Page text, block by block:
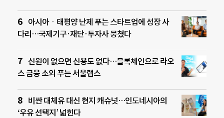
아시아ㆍ태평양 난제 푸는 스타트업에 성장 사
다리…국제기구·재단·투자사 뭉쳤다
신원이 없으면 신용도 없다…블록체인으로 라오
스 금융 소외 푸는 서울랩스
비싼 대체유 대신 현지 캐슈넛…인도네시아의
‘우유 선택지’ 넓힌다